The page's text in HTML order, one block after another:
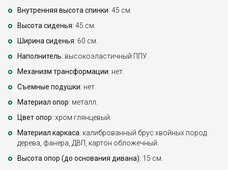
Внутренняя высота спинки: 45 см.
Высота сиденья: 45 см.
Ширина сиденья: 60 см.
Наполнитель: высокоэластичный ППУ.
Механизм трансформации: нет.
Съемные подушки: нет.
Материал опор: металл.
Цвет опор: хром глянцевый.
Материал каркаса: калиброванный брус хвойных пород
дерева, фанера, ДВП, картон обложечный.
Высота опор (до основания дивана): 15 см.